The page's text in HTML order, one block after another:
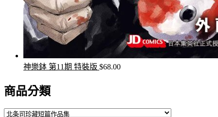
神樂鉢 第11期 特裝版 $68.00
商品分類